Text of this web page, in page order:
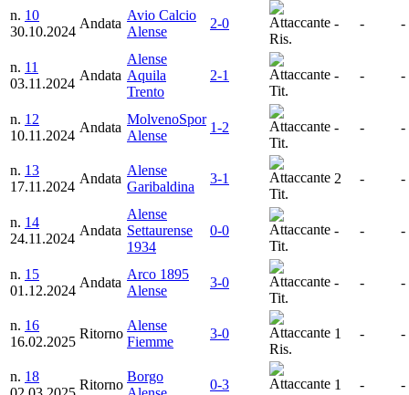
n. 10
30.10.2024
Andata
Avio Calcio
Alense
2-0
Ris.
- - -
n. 11
03.11.2024
Andata
Alense
Aquila
Trento
2-1
Tit.
- - -
n. 12
10.11.2024
Andata
MolvenoSpor
Alense
1-2
Tit.
- - -
n. 13
17.11.2024
Andata
Alense
Garibaldina
3-1
Tit.
2 - -
n. 14
24.11.2024
Andata
Alense
Settaurense
1934
0-0
Tit.
- - -
n. 15
01.12.2024
Andata
Arco 1895
Alense
3-0
Tit.
- - -
n. 16
16.02.2025
Ritorno
Alense
Fiemme
3-0
Ris.
1 - -
n. 18
Ritorno
Borgo
0-3
1 - -